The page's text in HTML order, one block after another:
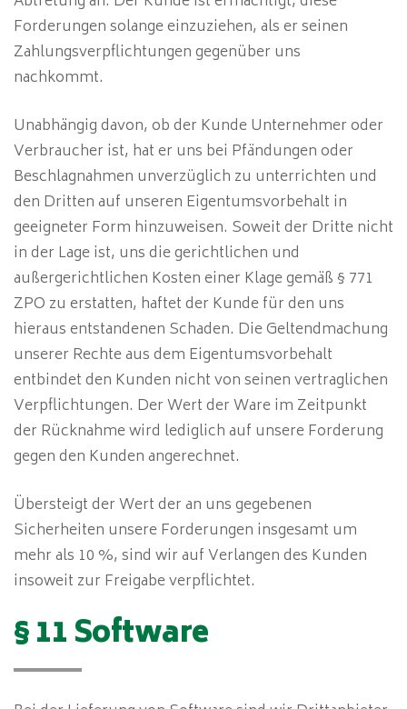
Forderungen solange einzuziehen, als er seinen
Zahlungsverpflichtungen gegenüber uns
nachkommt.
Unabhängig davon, ob der Kunde Unternehmer oder
Verbraucher ist, hat er uns bei Pfändungen oder
Beschlagnahmen unverzüglich zu unterrichten und
den Dritten auf unseren Eigentumsvorbehalt in
geeigneter Form hinzuweisen. Soweit der Dritte nicht
in der Lage ist, uns die gerichtlichen und
außergerichtlichen Kosten einer Klage gemäß § 771
ZPO zu erstatten, haftet der Kunde für den uns
hieraus entstandenen Schaden. Die Geltendmachung
unserer Rechte aus dem Eigentumsvorbehalt
entbindet den Kunden nicht von seinen vertraglichen
Verpflichtungen. Der Wert der Ware im Zeitpunkt
der Rücknahme wird lediglich auf unsere Forderung
gegen den Kunden angerechnet.
Übersteigt der Wert der an uns gegebenen
Sicherheiten unsere Forderungen insgesamt um
mehr als 10 %, sind wir auf Verlangen des Kunden
insoweit zur Freigabe verpflichtet.
§ 11 Software